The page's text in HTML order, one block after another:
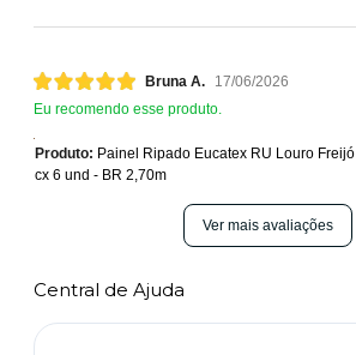
Bruna A.
17/06/2026
Eu recomendo esse produto.
Produto: Painel Ripado Eucatex RU Louro Freijó
cx 6 und - BR 2,70m
Ver mais avaliações
Central de Ajuda